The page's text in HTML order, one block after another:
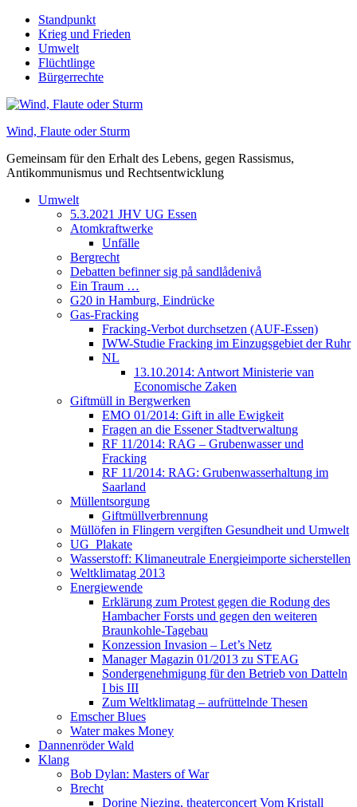
Skip
content
Standpunkt
Krieg und Frieden
Umwelt
Flüchtlinge
Bürgerrechte
Wind, Flaute oder Sturm
Gemeinsam für den Erhalt des Lebens, gegen Rassismus,
Antikommunismus und Rechtsentwicklung
Umwelt
5.3.2021 JHV UG Essen
Atomkraftwerke
Unfälle
Bergrecht
Debatten befinner sig på sandlådenivå
Ein Traum …
G20 in Hamburg, Eindrücke
Gas-Fracking
Fracking-Verbot durchsetzen (AUF-Essen)
IWW-Studie Fracking im Einzugsgebiet der Ruhr
NL
13.10.2014: Antwort Ministerie van
Economische Zaken
Giftmüll in Bergwerken
EMO 01/2014: Gift in alle Ewigkeit
Fragen an die Essener Stadtverwaltung
RF 11/2014: RAG – Grubenwasser und
Fracking
RF 11/2014: RAG: Grubenwasserhaltung im
Saarland
Müllentsorgung
Giftmüllverbrennung
Müllöfen in Flingern vergiften Gesundheit und Umwelt
UG_Plakate
Wasserstoff: Klimaneutrale Energieimporte sicherstellen
Weltklimatag 2013
Energiewende
Erklärung zum Protest gegen die Rodung des
Hambacher Forsts und gegen den weiteren
Braunkohle-Tagebau
Konzession Invasion – Let’s Netz
Manager Magazin 01/2013 zu STEAG
Sondergenehmigung für den Betrieb von Datteln
I bis III
Zum Weltklimatag – aufrüttelnde Thesen
Emscher Blues
Water makes Money
Dannenröder Wald
Klang
Bob Dylan: Masters of War
Brecht
Dorine Niezing, theaterconcert Vom Kristall